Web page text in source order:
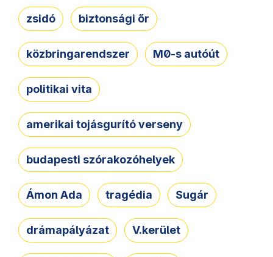
zsidó biztonsági őr
közbringarendszer M0-s autóút
politikai vita
amerikai tojásgurító verseny
budapesti szórakozóhelyek
Ámon Ada tragédia Sugár
drámapályázat V.kerület